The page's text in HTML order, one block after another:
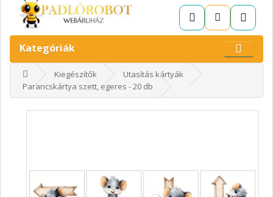
Kategóriák
Kiegészítők
Utasítás kártyák
Parancskártya szett, egeres - 20 db